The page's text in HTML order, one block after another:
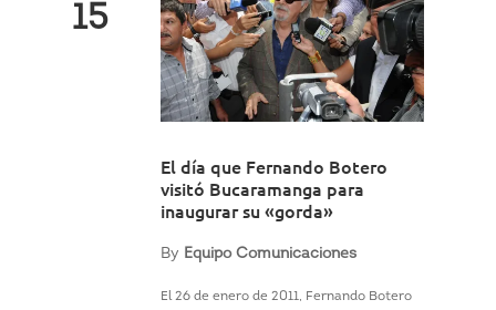
15
El día que Fernando Botero
visitó Bucaramanga para
inaugurar su «gorda»
By Equipo Comunicaciones
El 26 de enero de 2011, Fernando Botero